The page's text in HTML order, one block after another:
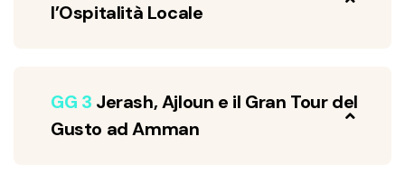
l’Ospitalità Locale
GG 3 Jerash, Ajloun e il Gran Tour del
Gusto ad Amman